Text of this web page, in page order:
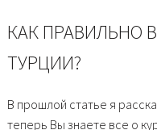
КАК ПРАВИЛЬНО
ТУРЦИИ?
В прошлой статье я
теперь Вы знаете все о